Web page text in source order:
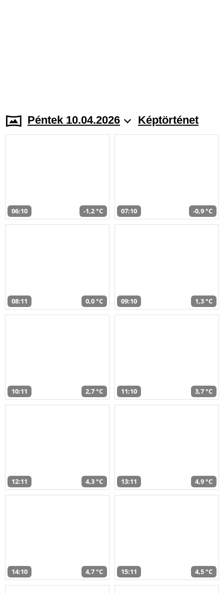
Péntek 10.04.2026 Képtörténet
06:10 -1,2 °C 07:10 -0,9 °C
08:11 0,0 °C 09:10 1,3 °C
10:11 2,7 °C 11:10 3,7 °C
12:11 4,3 °C 13:11 4,9 °C
14:10 4,7 °C 15:11 4,5 °C